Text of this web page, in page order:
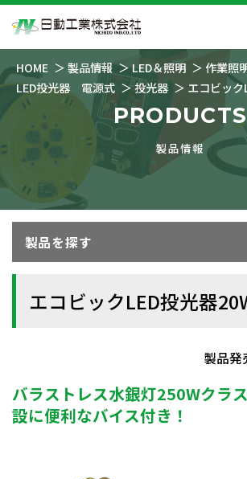
HOME 製品情報 LED＆照明
作業照
LED投光器 電源式
投光器 エコビッ
PRODUCTS
製品情報
製品を探す
エコビックLED投光器
製品
バラストレス水銀灯250Wクラ
設に便利なバイス付き！